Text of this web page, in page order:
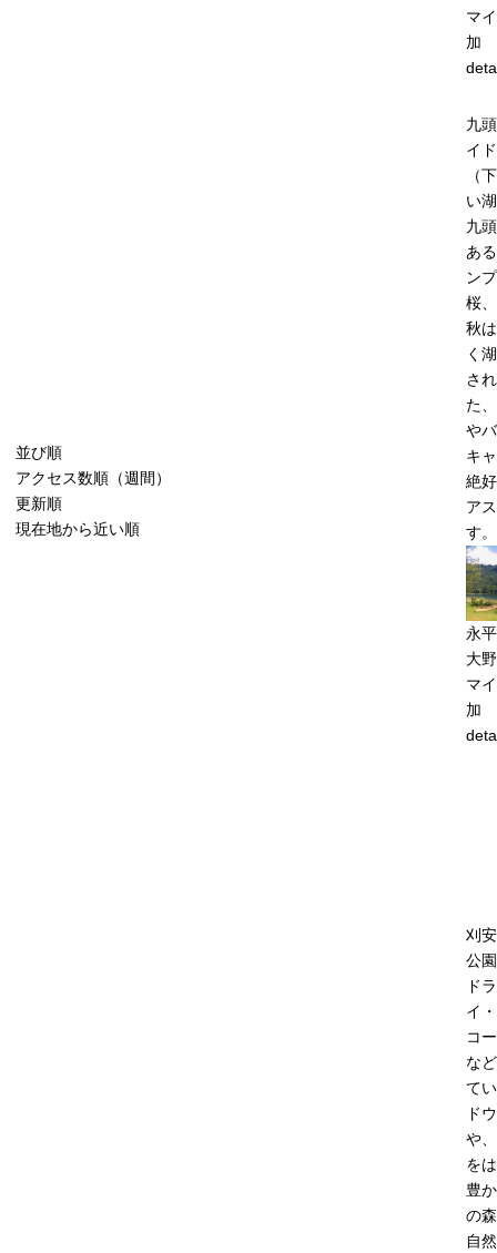
並び順
アクセス数順（週間）
更新順
現在地から近い順
マ
加
九
イ
（
い
九
あ
ン
桜
秋
く
さ
た
や
キ
絶
ア
す。
永
大
マ
加
刈
公園
ド
イ
コ
な
て
ド
や
を
豊
の
自